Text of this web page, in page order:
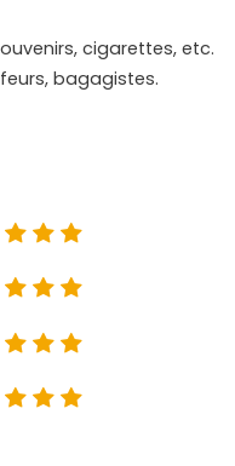
cigarettes, etc.
bagagistes.